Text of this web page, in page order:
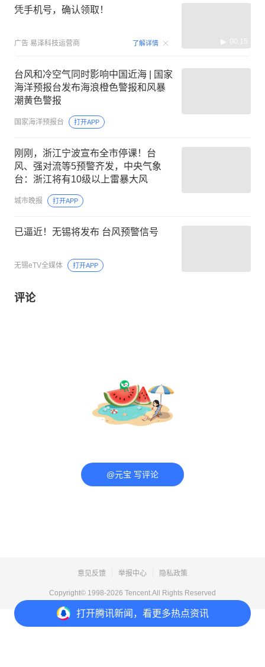
打开腾讯新闻，看更多热点资讯
凭手机号，确认领取！
广告 易泽科技运营商 了解详情 00:15
台风和冷空气同时影响中国近海 | 国家
海洋预报台发布海浪橙色警报和风暴
潮黄色警报
国家海洋预报台 打开APP
刚刚，浙江宁波宣布全市停课！台
风、强对流等5预警齐发，中央气象
台：浙江将有10级以上雷暴大风
城市晚报 打开APP
已逼近！无锡将发布 台风预警信号
无锡eTV全媒体 打开APP
评论
@元宝 写评论
意见反馈 举报中心 隐私政策
Copyright© 1998-2026 Tencent.All Rights Reserved